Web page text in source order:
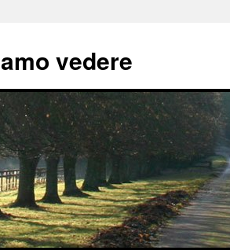
vedere